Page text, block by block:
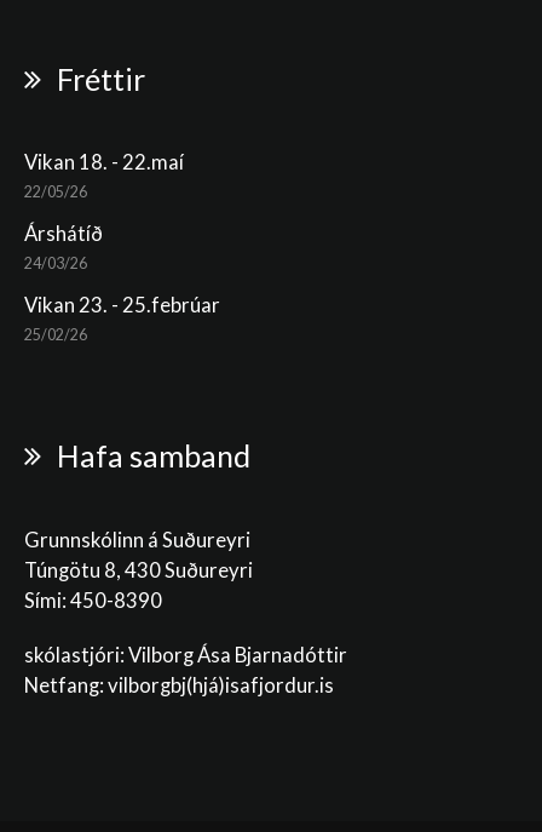
Fréttir
Vikan 18. - 22.maí
22/05/26
Árshátíð
24/03/26
Vikan 23. - 25.febrúar
25/02/26
Hafa samband
Grunnskólinn á Suðureyri
Túngötu 8, 430 Suðureyri
Sími: 450-8390
skólastjóri: Vilborg Ása Bjarnadóttir
Netfang: vilborgbj(hjá)isafjordur.is